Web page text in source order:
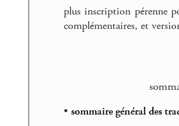
plus inscription pérenne
complémentaires, et
• sommaire général des